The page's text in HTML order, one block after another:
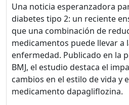
Una noticia esperanzadora
diabetes tipo 2: un reciente
que una combinación de
medicamentos puede llevar a
enfermedad. Publicado en la
BMJ, el estudio destaca el
cambios en el estilo de vida y
medicamento dapagliflozina.